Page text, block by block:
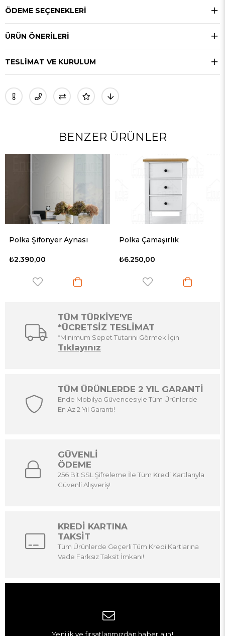
ÖDEME SEÇENEKLERI
ÜRÜN ÖNERILERI
TESLIMAT VE KURULUM
BENZER ÜRÜNLER
Aynası Polka Çamaşırlık Viva Şifonyer
TÜM TÜRKİYE'YE
*ÜCRETSİZ TESLİMAT
*Minimum Sepet Tutarını Görmek İçin
Tıklayınız
TÜM ÜRÜNLERDE 2 YIL GARANTİ
Ende Mobilya Güvencesiyle Tüm Ürünlerde
En Az 2 Yıl Garanti!
GÜVENLİ
ÖDEME
256 Bit SSL Şifreleme İle Tüm Kredi Kartlarıyla
Güvenli Alışveriş!
KREDİ KARTINA
TAKSİT
Tüm Ürünlerde Geçerli Tüm Kredi Kartlarına
Vade Farksız Taksit İmkanı!
Yenilik ve fırsatlarımızdan haber alın!